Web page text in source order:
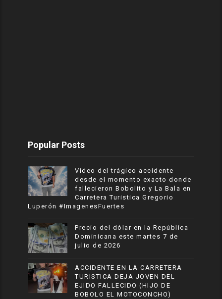
Popular Posts
Vídeo del trágico accidente
desde el momento exacto donde
fallecieron Bobolito y La Bala en
Carretera Turistica Gregorio
Luperón #ImagenesFuertes
Precio del dólar en la República
Dominicana este martes 7 de
julio de 2026
ACCIDENTE EN LA CARRETERA
TURISTICA DEJA JOVEN DEL
EJIDO FALLECIDO (HIJO DE
BOBOLO EL MOTOCONCHO)